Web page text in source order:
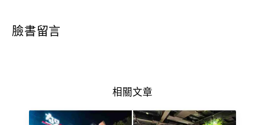
臉書留言
相關文章